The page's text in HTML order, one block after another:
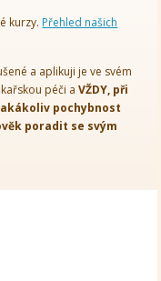
kurzy. Přehled našich
a aplikuji je ve svém
péči aVŽDY, při
pochybnost
poradit se svým